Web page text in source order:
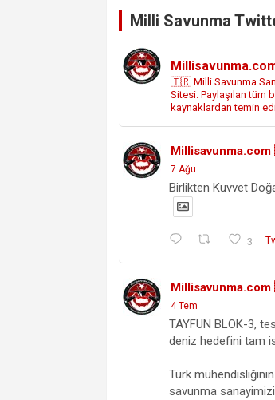
Milli Savunma
🇹🇷 Milli Savunma
Sitesi. Paylaşılan tüm
kaynaklardan temin
7 Ağu
Birlikten Kuvvet
3
4 Tem
TAYFUN BLOK-3,
deniz hedefini tam
Türk
savunma